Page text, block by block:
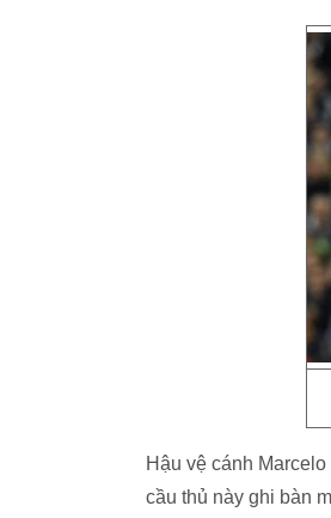
Hậu vệ cánh
cầu thủ này ghi bàn